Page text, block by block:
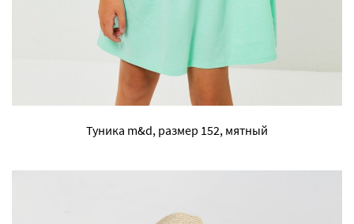
Туника m&d, размер 152, мятный